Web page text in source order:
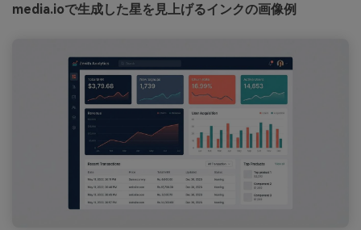
media.ioで生成した星を見上げるインクの画像例